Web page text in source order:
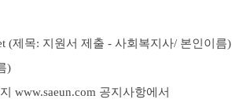
(제목: 지원서 제출 - 사회복지사/ 본인이름)
)
www.saeun.com 공지사항에서